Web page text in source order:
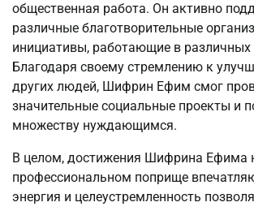
общественная работа. Он активно
различные благотворительные
инициативы, работающие в различных
Благодаря своему стремлению к
других людей, Шифрин Ефим смог
значительные социальные проекты и
множеству нуждающимся.
В целом, достижения Шифрина Ефима
профессиональном поприще
энергия и целеустремленность